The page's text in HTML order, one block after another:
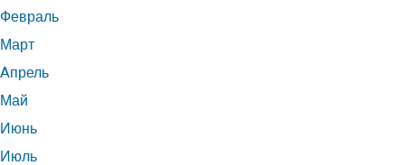
Февраль
Март
Апрель
Май
Июнь
Июль